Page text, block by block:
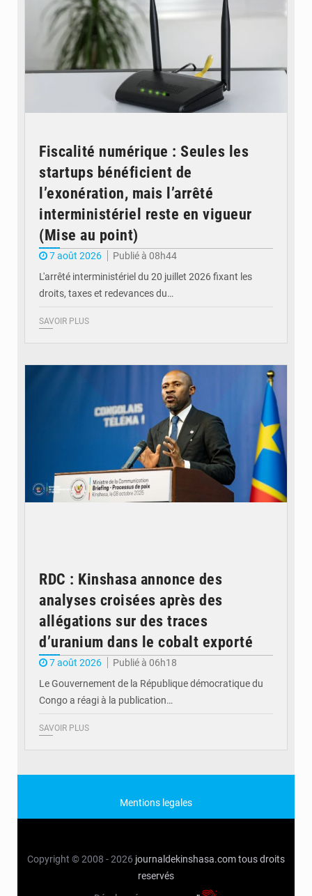
Fiscalité numérique : Seules les
startups bénéficient de
l’exonération, mais l’arrêté
interministériel reste en vigueur
(Mise au point)
7 août 2026
Publié à 08h44
L'arrêté interministériel du 20 juillet 2026 fixant les
droits, taxes et redevances du…
SAVOIR PLUS
RDC : Kinshasa annonce des
analyses croisées après des
allégations sur des traces
d’uranium dans le cobalt exporté
7 août 2026
Publié à 06h18
Le Gouvernement de la République démocratique du
Congo a réagi à la publication…
SAVOIR PLUS
Mentions legales
Copyright © 2008 - 2026 journaldekinshasa.comtous droits
reservés